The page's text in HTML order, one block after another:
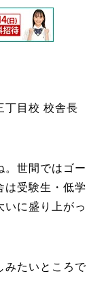
丁目校 校舎長
。世間ではゴー
は受験生・低学
いに盛り上がっ
みたいところで